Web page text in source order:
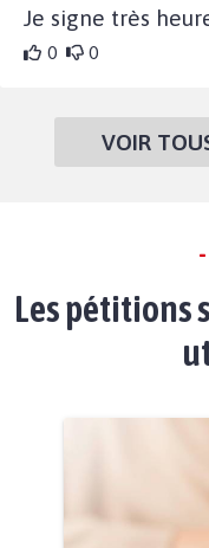
Je signe très
0 0
VOIR
Les pétitions